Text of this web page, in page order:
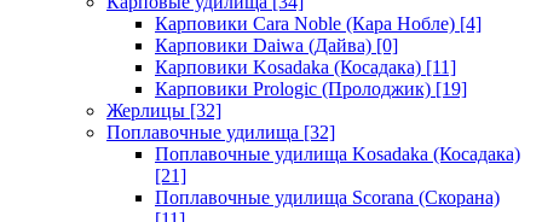
Карповики Cara Noble (Кара Нобле) [4]
Карповики Daiwa (Дайва) [0]
Карповики Kosadaka (Косадака) [11]
Карповики Prologic (Пролоджик) [19]
Жерлицы [32]
Поплавочные удилища [32]
Поплавочные удилища Kosadaka (Косадака)
[21]
Поплавочные удилища Scorana (Скорана)